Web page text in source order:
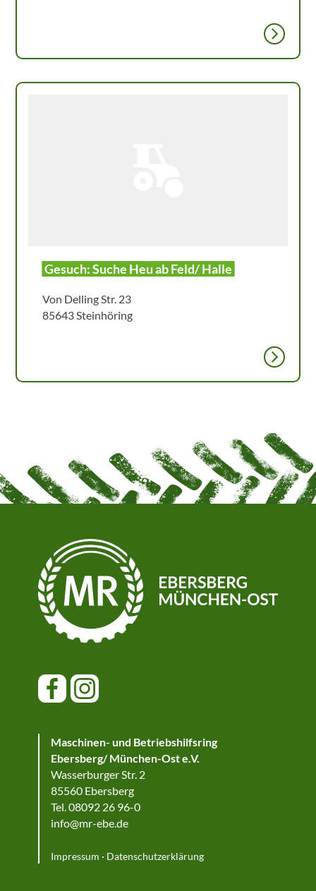
Gesuch: Suche Heu ab Feld/ Halle
Von Delling Str. 23
85643 Steinhöring
Maschinen- und Betriebshilfsring
Ebersberg/ München-Ost e.V.
Wasserburger Str. 2
85560 Ebersberg
Tel. 08092 26 96-0
info@mr-ebe.de
Impressum · Datenschutzerklärung